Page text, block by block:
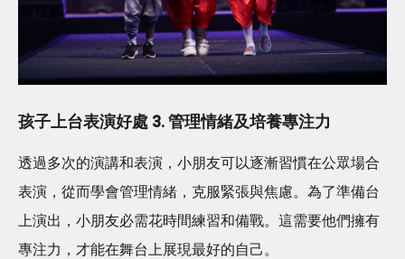
孩子上台表演好處 3. 管理情緒及培養專注力
透過多次的演講和表演，小朋友可以逐漸習慣在公眾場合
表演，從而學會管理情緒，克服緊張與焦慮。為了準備台
上演出，小朋友必需花時間練習和備戰。這需要他們擁有
專注力，才能在舞台上展現最好的自己。